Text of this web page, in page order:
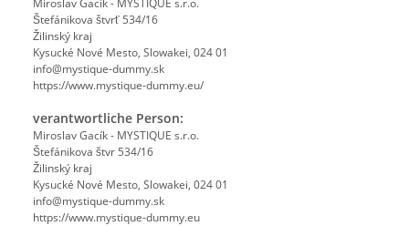
Štefánikova štvrť 534/16
Žilinský kraj
Kysucké Nové Mesto, Slowakei, 024 01
info@mystique-dummy.sk
https://www.mystique-dummy.eu/
verantwortliche Person:
Miroslav Gacík - MYSTIQUE s.r.o.
Štefánikova štvr 534/16
Žilinský kraj
Kysucké Nové Mesto, Slowakei, 024 01
info@mystique-dummy.sk
https://www.mystique-dummy.eu